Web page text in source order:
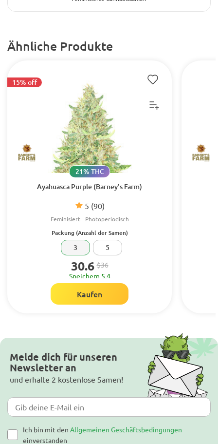
Ähnliche Produkte
Ayahuasca Purple (Barney's Farm)
5 (90)
21% THC
Feminisiert Photoperiodisch
15% off
Packung (Anzahl der Samen)
3 5
30.6 $36
Speichern 5.4
Kaufen
Melde dich für unseren
Newsletter an
und erhalte 2 kostenlose Samen!
Ich bin mit den Allgemeinen Geschäftsbedingungen
einverstanden